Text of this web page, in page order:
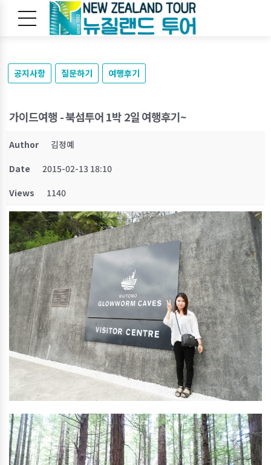
공지사항 질문하기 여행후기
가이드여행 - 북섬투어 1박 2일 여행후기~
Author
김정예
Date
2015-02-13 18:10
Views
1140